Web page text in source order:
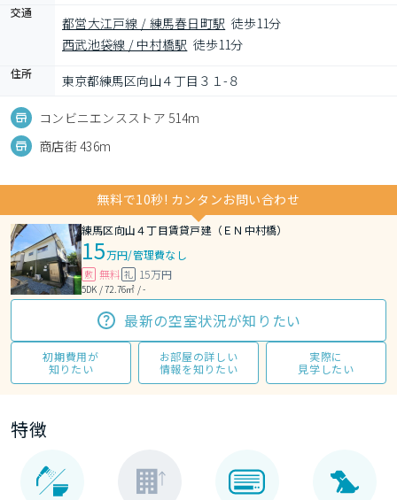
交通
都営大江戸線 / 練馬春日町駅 徒歩11分
西武池袋線 / 中村橋駅 徒歩11分
住所 東京都練馬区向山４丁目３１-８
コンビニエンスストア 514m
商店街 436m
無料で10秒! カンタンお問い合わせ
練馬区向山４丁目賃貸戸建（ＥＮ中村橋）
15万円/管理費なし
敷 無料 礼 15万円
5DK / 72.76㎡ / -
最新の空室状況が知りたい
初期費用が
知りたい
お部屋の詳しい
情報を知りたい
実際に
見学したい
特徴